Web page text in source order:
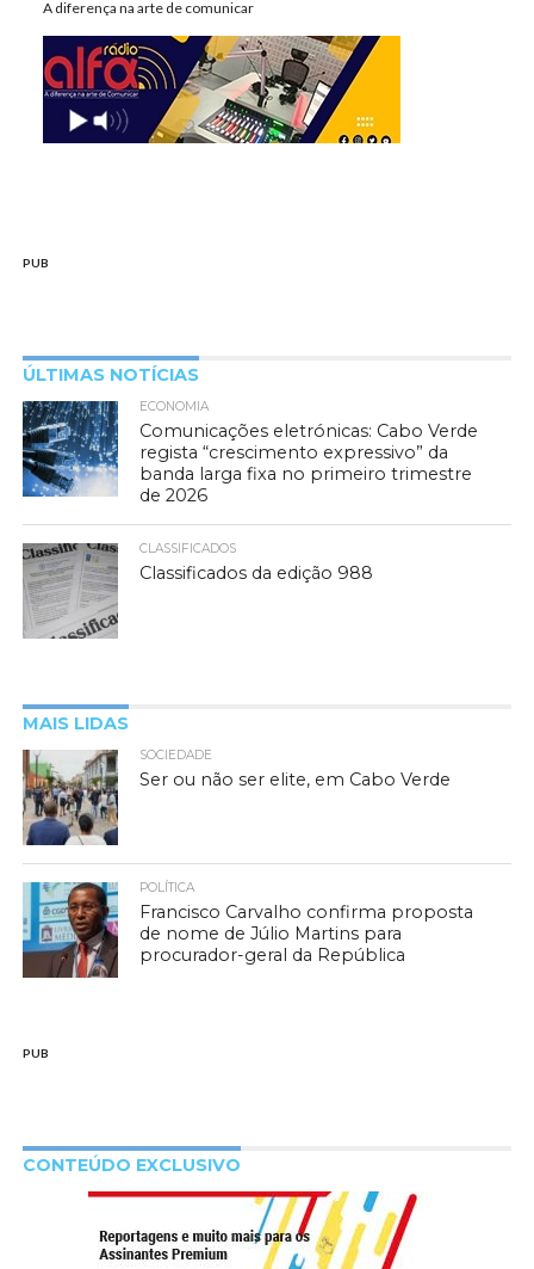
A diferença na arte de comunicar
PUB
ÚLTIMAS NOTÍCIAS
ECONOMIA
Comunicações eletrónicas: Cabo Verde
regista “crescimento expressivo” da
banda larga fixa no primeiro trimestre
de 2026
CLASSIFICADOS
Classificados da edição 988
MAIS LIDAS
SOCIEDADE
Ser ou não ser elite, em Cabo Verde
POLÍTICA
Francisco Carvalho confirma proposta
de nome de Júlio Martins para
procurador-geral da República
PUB
CONTEÚDO EXCLUSIVO